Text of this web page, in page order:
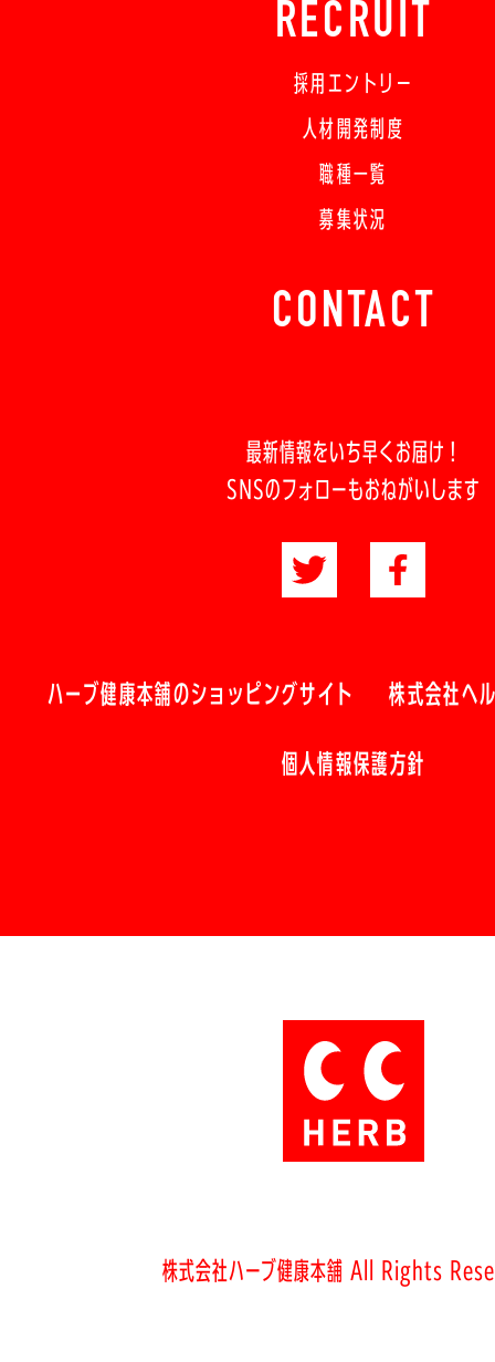
RECRUIT
採用エントリー
人材開発制度
職種一覧
募集状況
CONTACT
最新情報をいち早くお届け！
SNSのフォローもおねがいします
ハーブ健康本舗のショッピングサイト 株式会社ヘ
個人情報保護方針
株式会社ハーブ健康本舗 All Rights